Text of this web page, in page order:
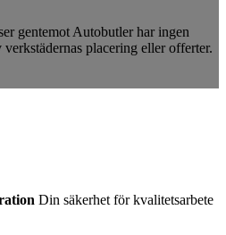
gentemot Autobutler har ingen
placering eller offerter.
Din säkerhet för kvalitetsarbete